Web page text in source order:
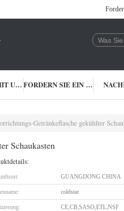
TRETEN SIE MIT UNS IN VERBINDUNG FORDERN SIE EIN ZITAT
Getränkeflasche gekühlter
Schaukasten
GUANGDONG CHINA
coldstar
CE,CB,SASO,ETL,NSF